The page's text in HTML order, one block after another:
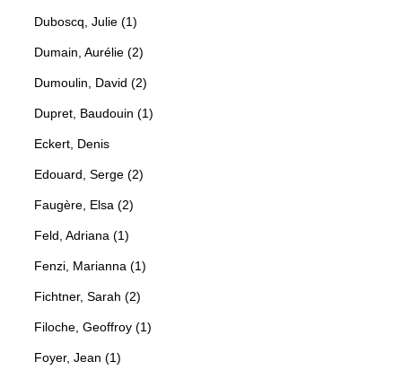
Duboscq, Julie (1)
Dumain, Aurélie (2)
Dumoulin, David (2)
Dupret, Baudouin (1)
Eckert, Denis
Edouard, Serge (2)
Faugère, Elsa (2)
Feld, Adriana (1)
Fenzi, Marianna (1)
Fichtner, Sarah (2)
Filoche, Geoffroy (1)
Foyer, Jean (1)